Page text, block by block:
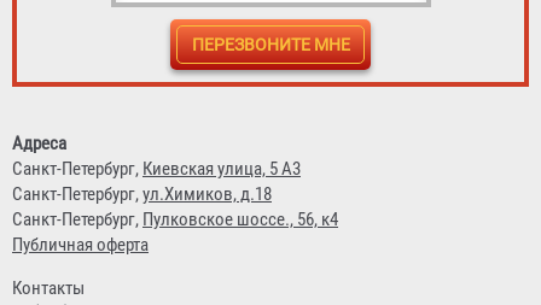
Самоспасатель "Шанс-Е" с четвертьмаской
4 431 ₽
Адреса
Санкт-Петербург, Киевская улица, 5 А3
Санкт-Петербург,ул.Химиков, д.18
Санкт-Петербург, Пулковское шоссе., 56, к4
Публичная оферта
Контакты